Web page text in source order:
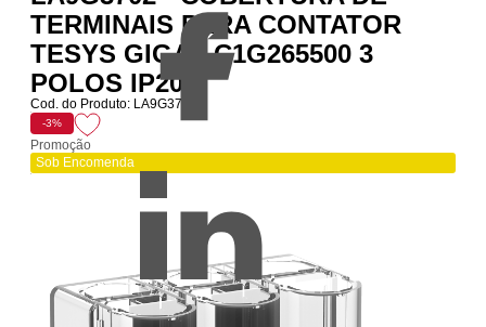
TERMINAIS PARA CONTATOR
TESYS GIGA LC1G265500 3
POLOS IP20
Cod. do Produto: LA9G3702
-3%
Promoção
Sob Encomenda